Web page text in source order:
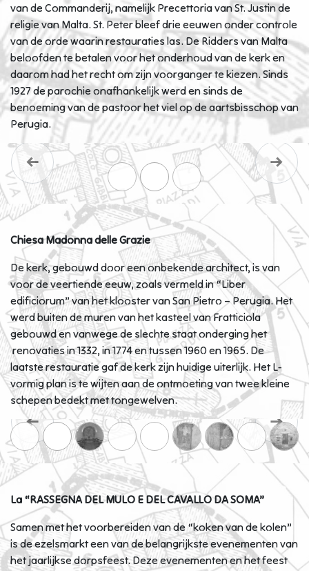
van de Commanderij, namelijk Precettoria van St. Justin de
religie van Malta. St. Peter bleef drie eeuwen onder controle
van de orde waarin restauraties las. De Ridders van Malta
beloofden te betalen voor het onderhoud van de kerk en
daarom had het recht om zijn voorganger te kiezen. Sinds
1927 de parochie onafhankelijk werd en sinds de
benoeming van de pastoor het viel op de aartsbisschop van
Perugia.
Previous Next
Chiesa Madonna delle Grazie
De kerk, gebouwd door een onbekende architect, is van
voor de veertiende eeuw, zoals vermeld in “Liber
edificiorum” van het klooster van San Pietro – Perugia. Het
werd buiten de muren van het kasteel van Fratticiola
gebouwd en vanwege de slechte staat onderging het
renovaties in 1332, in 1774 en tussen 1960 en 1965. De
laatste restauratie gaf de kerk zijn huidige uiterlijk. Het L-
vormig plan is te wijten aan de ontmoeting van twee kleine
schepen bedekt met tongewelven.
Previous
Next
La “RASSEGNA DEL MULO E DEL CAVALLO DA SOMA”
Samen met het voorbereiden van de “koken van de kolen”
is de ezelsmarkt een van de belangrijkste evenementen van
het jaarlijkse dorpsfeest. Deze evenementen en het feest